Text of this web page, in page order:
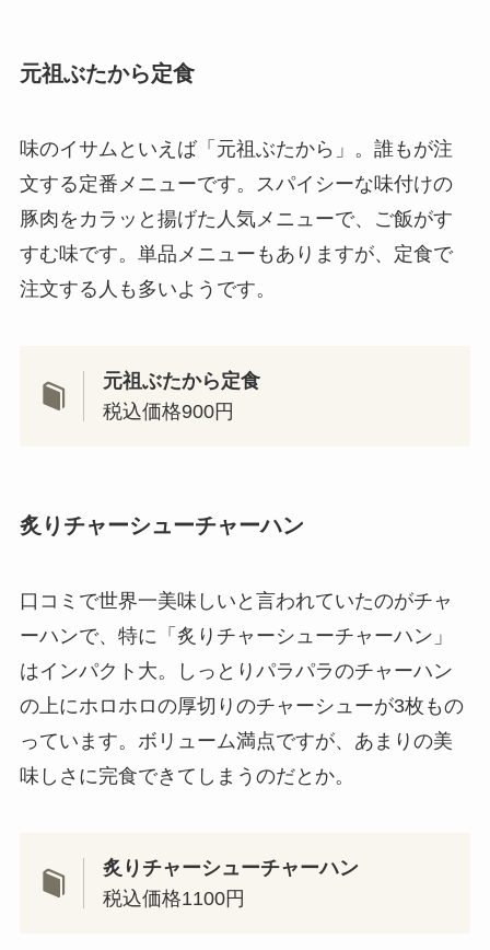
元祖ぶたから定食
味のイサムといえば「元祖ぶたから」。誰もが注
文する定番メニューです。スパイシーな味付けの
豚肉をカラッと揚げた人気メニューで、ご飯がす
すむ味です。単品メニューもありますが、定食で
注文する人も多いようです。
元祖ぶたから定食
税込価格900円
炙りチャーシューチャーハン
口コミで世界一美味しいと言われていたのがチャ
ーハンで、特に「炙りチャーシューチャーハン」
はインパクト大。しっとりパラパラのチャーハン
の上にホロホロの厚切りのチャーシューが3枚もの
っています。ボリューム満点ですが、あまりの美
味しさに完食できてしまうのだとか。
炙りチャーシューチャーハン
税込価格1100円